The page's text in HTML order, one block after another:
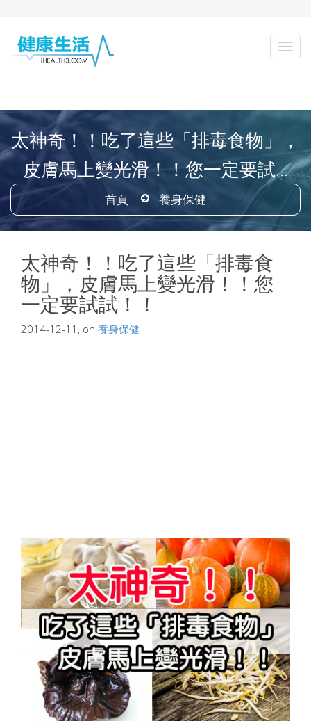
太神奇！！吃了這些「排毒食物」，
皮膚馬上變光滑！！您一定要試...
首頁 養身保健
太神奇！！吃了這些「排毒食
物」，皮膚馬上變光滑！！您
一定要試試！！
2014-12-11, on 養身保健